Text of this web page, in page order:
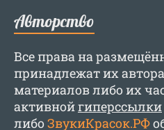
Авторство
Все права на
принадлежат их
материалов либо их
активнойгиперссылки
либоЗвукиКрасок.РФ